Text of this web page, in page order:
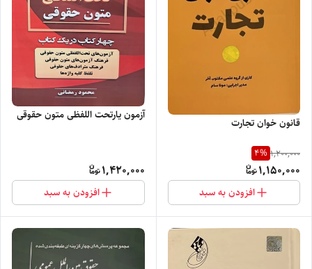
قانون خوان تجارت
1,200,000
4%
1,150,000
افزودن به سبد
آزمون یار‌تحت‌ اللفظی متون حقوقی
1,420,000
افزودن به سبد